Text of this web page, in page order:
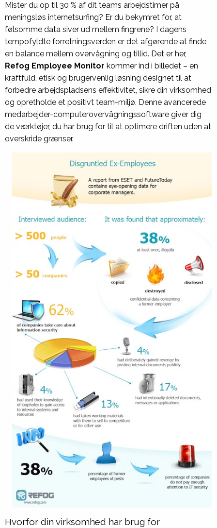
Mister du op til 30 % af dit teams arbejdstimer på
meningsløs internetsurfing? Er du bekymret for, at
følsomme data siver ud mellem fingrene? I dagens
tempofyldte forretningsverden er det afgørende at finde
en balance mellem overvågning og tillid. Det er her,
Refog Employee Monitor kommer ind i billedet – en
kraftfuld, etisk og brugervenlig løsning designet til at
forbedre arbejdspladsens effektivitet, sikre din virksomhed
og opretholde et positivt team-miljø. Denne avancerede
medarbejder-computerovervågningssoftware giver dig
de værktøjer, du har brug for til at optimere driften uden at
overskride grænser.
Hvorfor din virksomhed har brug for